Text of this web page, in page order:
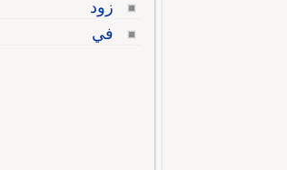
زود
في